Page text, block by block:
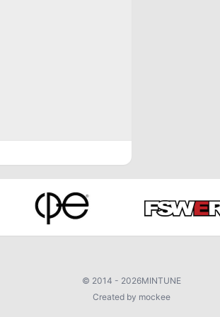
© 2014 - 2026MINTUNE
Created by mockee